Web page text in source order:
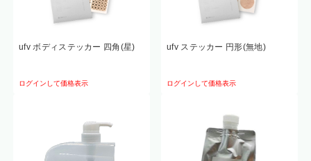
ufv ボディステッカー 四角(星)
ログインして価格表示
ufv ステッカー 円形(無地)
ログインして価格表示